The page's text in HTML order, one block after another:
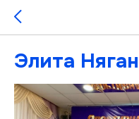
Элита